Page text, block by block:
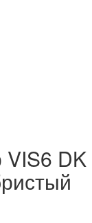
VIS6 DK